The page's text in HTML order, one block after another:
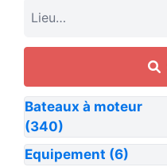
Bateaux à moteur
(340)
Equipement (6)